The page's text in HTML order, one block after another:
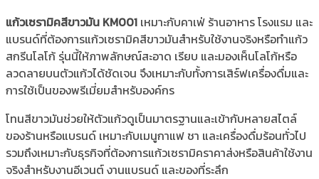
แก้วเซรามิคสีขาวมัน KM001 เหมาะกับคาเฟ่ ร้านอาหาร โรงแรม และ
แบรนด์ที่ต้องการแก้วเซรามิคสีขาวมันสำหรับใช้งานจริงหรือทำแก้ว
สกรีนโลโก้ รุ่นนี้ให้ภาพลักษณ์สะอาด เรียบ และมองเห็นโลโก้หรือ
ลวดลายบนตัวแก้วได้ชัดเจน จึงเหมาะกับทั้งการเสิร์ฟเครื่องดื่มและ
การใช้เป็นของพรีเมี่ยมสำหรับองค์กร
โทนสีขาวมันช่วยให้ตัวแก้วดูเป็นมาตรฐานและเข้ากับหลายสไตล์
ของร้านหรือแบรนด์ เหมาะกับเมนูกาแฟ ชา และเครื่องดื่มร้อนทั่วไป
รวมถึงเหมาะกับธุรกิจที่ต้องการแก้วเซรามิคราคาส่งหรือสินค้าใช้งาน
จริงสำหรับงานอีเวนต์ งานแบรนด์ และของที่ระลึก